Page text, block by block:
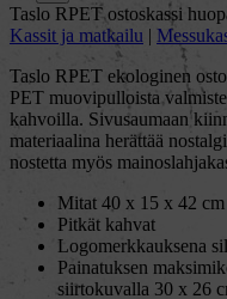
Taslo RPET ostoskassi
Kassit ja matkailu |
Taslo RPET ekologinen
PET muovipulloista
kahvoilla. Sivusaumaan
materiaalina herättää
nostetta myös
Mitat 40 x 15 x 42 cm
Pitkät kahvat
Logomerkkauksena
Painatuksen
siirtokuvalla 30 x 26